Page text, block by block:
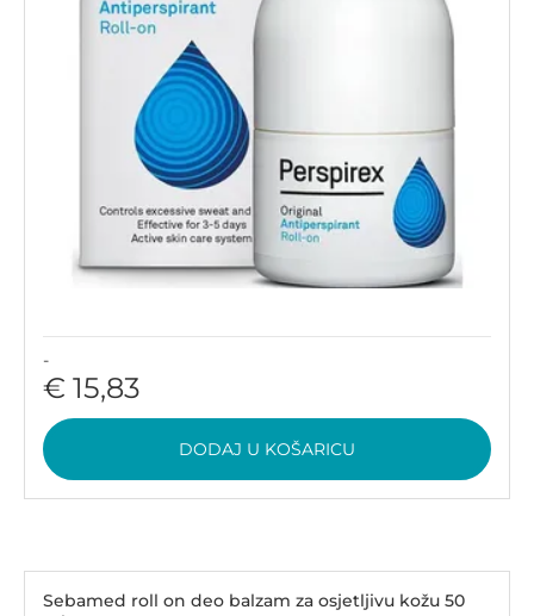
-
€ 15,83
DODAJ U KOŠARICU
Sebamed roll on deo balzam za osjetljivu kožu 50